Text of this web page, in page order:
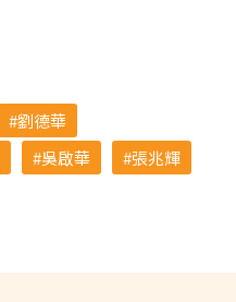
劉德華
吳啟華
張兆輝